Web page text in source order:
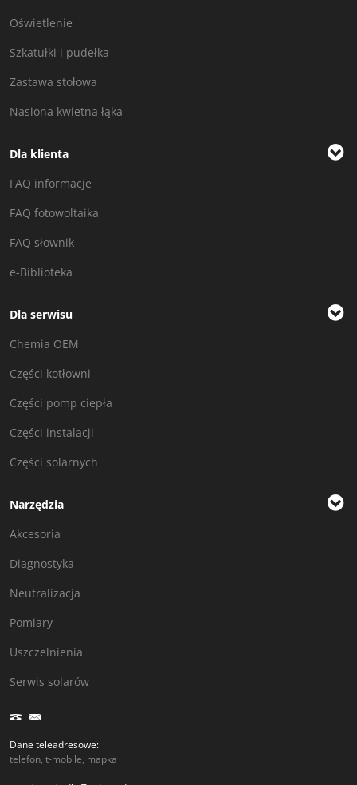
Oświetlenie
Szkatułki i pudełka
Zastawa stołowa
Nasiona kwietna łąka
Dla klienta
FAQ informacje
FAQ fotowoltaika
FAQ słownik
e-Biblioteka
Dla serwisu
Chemia OEM
Części kotłowni
Części pomp ciepła
Części instalacji
Części solarnych
Narzędzia
Akcesoria
Diagnostyka
Neutralizacja
Pomiary
Uszczelnienia
Serwis solarów
Dane teleadresowe:
telefon, t-mobile, mapka